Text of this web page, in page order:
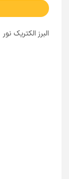
البرز الکتریک نور